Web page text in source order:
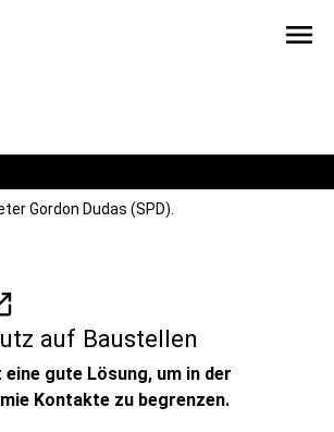
menu
Gordon Dudas (SPD).
auf Baustellen
gute Lösung, um in der
Kontakte zu begrenzen.